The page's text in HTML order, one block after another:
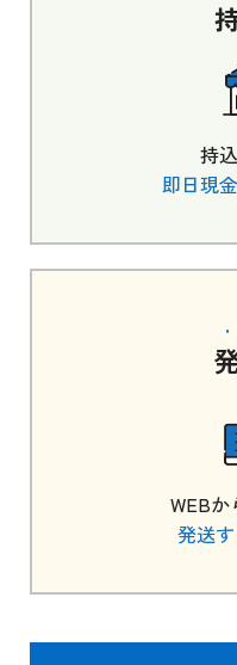
持
即日現
WEB
発送